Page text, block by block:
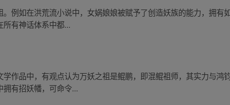
例如在洪荒流小说中，女娲娘娘被赋予了创造妖族的能力，拥有
有神话体系中都...
作品中，有观点认为万妖之祖是鲲鹏，即混鲲祖师，其实力与鸿
有招妖幡，可命令...